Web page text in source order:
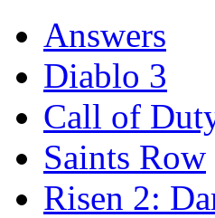
Answers
Diablo 3
Call of
Saints Row
Risen 2: